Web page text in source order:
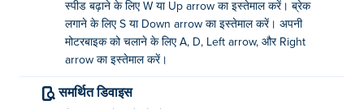
स्पीड बढ़ाने के लिए W या Up arrow का इस्तेमाल करें। ब्रेक
लगाने के लिए S या Down arrow का इस्तेमाल करें। अपनी
मोटरबाइक को चलाने के लिए A, D, Left arrow, और Right
arrow का इस्तेमाल करें।
समर्थित डिवाइस